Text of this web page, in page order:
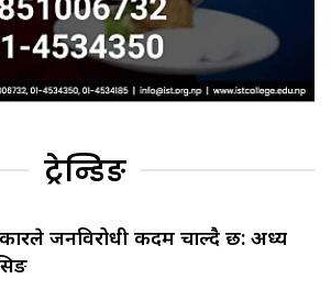
ट्रेन्डिङ
जनविरोधी कदम चाल्दै छ: अध्यक्ष